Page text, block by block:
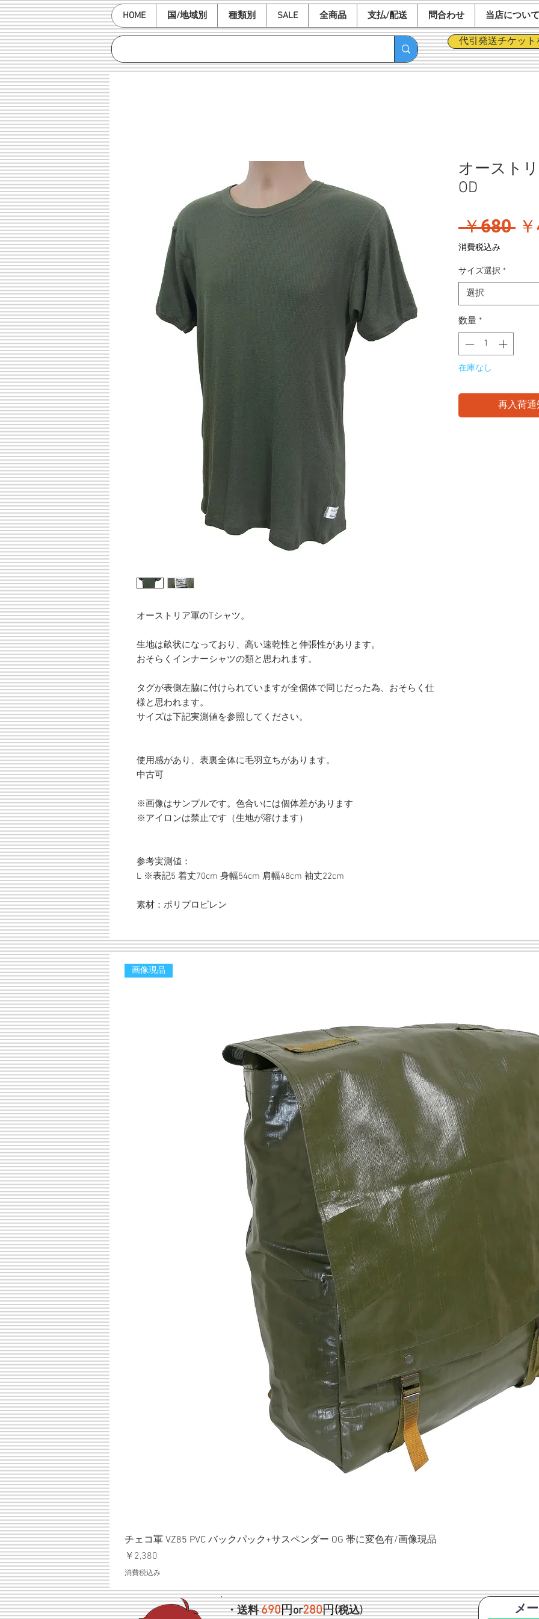
HOME 国/地域別 種類別 SALE 全商品 支払/配送 問合わせ 当店について
代引発送チケッ
オーストリア軍のTシャツ。
生地は畝状になっており、高い速乾性と伸張性があります。
おそらくインナーシャツの類と思われます。
タグが表側左脇に付けられていますが全個体で同じだった為、おそらく仕
様と思われます。
サイズは下記実測値を参照してください。
使用感があり、表裏全体に毛羽立ちがあります。
中古可
※画像はサンプルです。色合いには個体差があります
※アイロンは禁止です（生地が溶けます）
参考実測値：
L ※表記5 着丈70cm 身幅54cm 肩幅48cm 袖丈22cm
素材：ポリプロピレン
オースト
OD
￥680 通
消費税込み
サイズ選択 *
選択
数量 *
在庫なし
再入荷
画像現品
チェコ軍 VZ85 PVC バックパック+サスペンダー OG 帯に変色有/画像現品
価格
￥2,380
消費税込み
・送料690円or280円(税込) メ